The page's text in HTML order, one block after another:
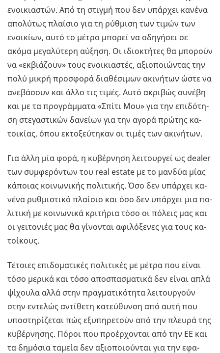
ενοι­κια­στών. Από τη στι­γµή που δεν υπάρ­χει κα­νέ­να
απο­λύ­τως πλαί­σιο για τη ρύ­θµι­ση των τιµών των
ενοι­κί­ων, αυτό το µέτρο µπο­ρεί να οδη­γή­σει σε
ακόµα µε­γα­λύ­τε­ρη αύ­ξη­ση. Οι ιδιο­κτή­τες θα µπο­ρούν
να «εκ­βιά­ζουν» τους ενοι­κια­στές, αξιο­ποιώ­ντας την
πολύ µικρή προ­σφο­ρά δια­θέ­σι­µων ακι­νή­των ώστε να
ανε­βά­σουν και άλλο τις τιµές. Αυτό ακρι­βώς συ­νέ­βη
και µε τα προ­γρά­µµα­τα «Σπίτι Μου» για την επι­δό­τη­
ση στε­γα­στι­κών δα­νεί­ων για την αγορά πρώ­της κα­
τοι­κί­ας, όπου εκτο­ξεύ­τη­καν οι τιµές των ακι­νή­των.
Για άλλη µία φορά, η κυ­βέρ­νη­ση λει­τουρ­γεί ως dealer
των συ­µφε­ρό­ντων του real estate µε το µαν­δύα µίας
κά­ποιας κοι­νω­νι­κής πο­λι­τι­κής. Όσο δεν υπάρ­χει κα­
νέ­να ρυ­θµι­στι­κό πλαί­σιο και όσο δεν υπάρ­χει µια πο­
λι­τι­κή µε κοι­νω­νι­κά κρι­τή­ρια τόσο οι πό­λεις µας και
οι γει­το­νιές µας θα γί­νο­νται αφι­λό­ξε­νες για τους κα­
τοί­κους.
Τέ­τοιες επι­δο­µα­τι­κές πο­λι­τι­κές µε µέτρα που είναι
τόσο µε­ρι­κά και τόσο απο­σπα­σµα­τι­κά δεν είναι απλά
ψί­χου­λα αλλά στην πρα­γµα­τι­κό­τη­τα λει­τουρ­γούν
στην εντε­λώς αντί­θε­τη κα­τεύ­θυν­ση από αυτή που
υπο­στη­ρί­ζε­ται πώς εξυ­πη­ρε­τούν από την πλευ­ρά της
κυ­βέρ­νη­σης. Πόροι που προ­έρ­χο­νται από την ΕΕ και
τα δη­µό­σια τα­µεία δεν αξιο­ποιού­νται για την εφα­